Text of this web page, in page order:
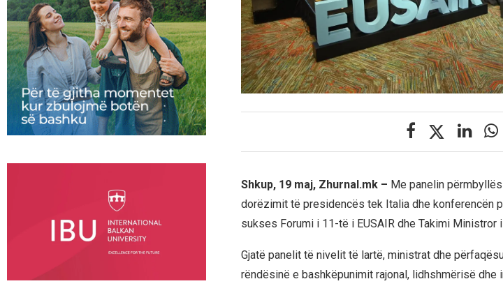
Shkup, 19 maj, Zhurnal.mk – Me panelin
dorëzimit të presidencës tek Italia dhe konferencën
sukses Forumi i 11-të i EUSAIR dhe Takimi
Gjatë panelit të nivelit të lartë, ministrat dhe
rëndësinë e bashkëpunimit rajonal, lidhshmërisë